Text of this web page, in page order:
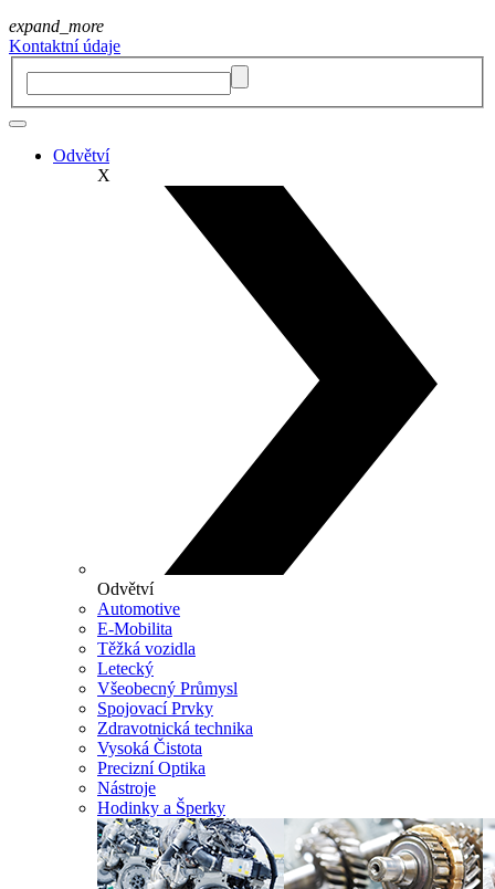
expand_more
Kontaktní údaje
Odvětví
X
Odvětví
Automotive
E-Mobilita
Těžká vozidla
Letecký
Všeobecný Průmysl
Spojovací Prvky
Zdravotnická technika
Vysoká Čistota
Precizní Optika
Nástroje
Hodinky a Šperky